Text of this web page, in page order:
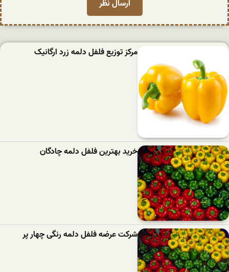
مرکز توزیع فلفل دلمه زرد ارگانیک
خرید بهترین فلفل دلمه‌ چادگان
شرکت عرضه فلفل دلمه رنگی چهار پر